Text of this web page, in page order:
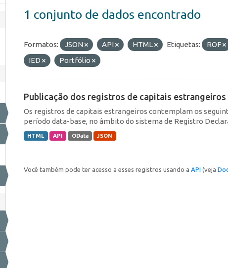
1 conjunto de dados encontrado
Formatos: JSON API HTML Etiquetas:
ROF
IED
Portfólio
Publicação dos registros de capitais estrangeiros
Os registros de capitais estrangeiros contemplam os
período data-base, no âmbito do sistema de Registro
HTML API OData JSON
Você também pode ter acesso a esses registros usando a API (veja